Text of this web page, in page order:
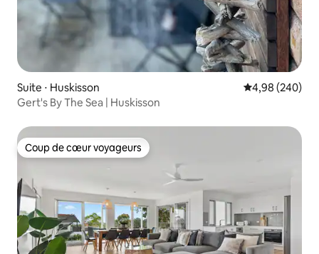
Suite ⋅ Huskisson Évaluation
4,98 (240)
Gert's By The Sea | Huskisson
Coup de cœur voyageurs
Coup de cœur voyageurs